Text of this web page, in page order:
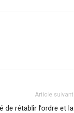
Article suivant
de rétablir l’ordre et la